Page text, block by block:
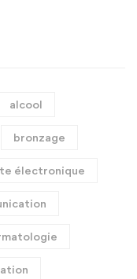
alcool
bronzage
électronique